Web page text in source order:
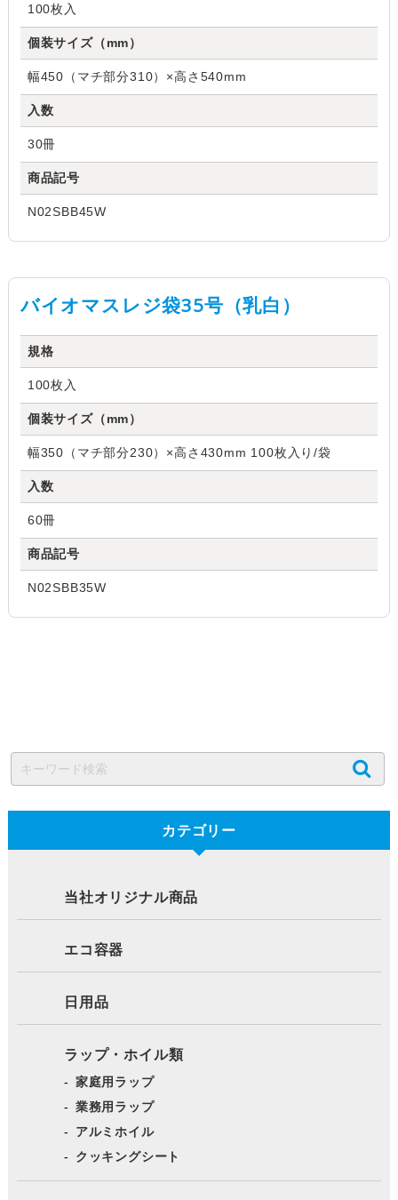
100枚入
個装サイズ（mm）
幅450（マチ部分310）×高さ540mm
入数
30冊
商品記号
N02SBB45W
バイオマスレジ袋35号（乳白）
規格
100枚入
個装サイズ（mm）
幅350（マチ部分230）×高さ430mm 100枚入り/袋
入数
60冊
商品記号
N02SBB35W
カテゴリー
当社オリジナル商品
エコ容器
日用品
ラップ・ホイル類
家庭用ラップ
業務用ラップ
アルミホイル
クッキングシート